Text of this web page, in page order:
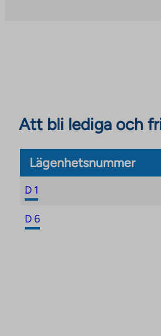
Att bli lediga och
Lägenhetsnummer
D 1
D 6